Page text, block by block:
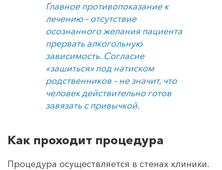
Главное противопоказание к
лечению – отсутствие
осознанного желания пациента
прервать алкогольную
зависимость. Согласие
«зашиться» под натиском
родственников – не значит, что
человек действительно готов
завязать с привычкой.
Как проходит процедура
Процедура осуществляется в стенах клиники.